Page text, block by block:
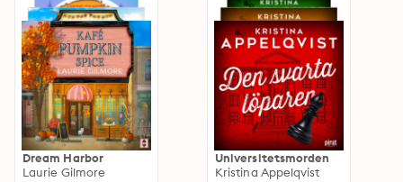
Dream Harbor
Laurie Gilmore
Universitetsmorden
Kristina Appelqvist